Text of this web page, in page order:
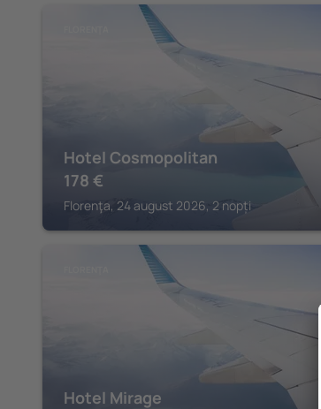
Hotel Cosmopolitan
178 €
Florenţa, 24 august 2026, 2 nopți
Hotel Mirage